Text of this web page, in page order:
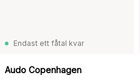
Endast ett fåtal kvar
Audo Copenhagen